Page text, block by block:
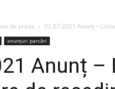
de presa 02.07.2021 Anunț –
anunțuri parcări
Anunț